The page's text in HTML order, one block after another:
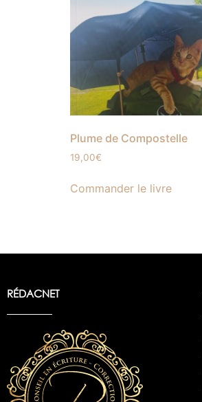
Plume de Compostelle
19,00€
Commander le livre
RÉDACNET